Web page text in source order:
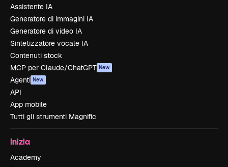
Assistente IA
Generatore di immagini IA
Generatore di video IA
Sintetizzatore vocale IA
Contenuti stock
MCP per Claude/ChatGPT New
Agenti New
API
App mobile
Tutti gli strumenti Magnific
Inizia
Academy